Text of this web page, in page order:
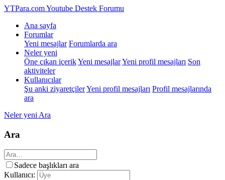
YTPara.comYoutube Destek Forumu
Ana sayfa
Forumlar
Yeni mesajlar Forumlarda ara
Neler yeni
Öne çıkan içerikYeni mesajlarYeni profil mesajları Son
aktiviteler
Kullanıcılar
Şu anki ziyaretçilerYeni profil mesajları Profil mesajlarında
ara
Neler yeni Ara
Ara
Sadece başlıkları ara
Kullanıcı: